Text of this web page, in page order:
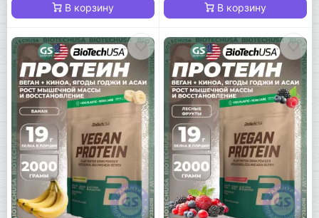
В корзину В корзину